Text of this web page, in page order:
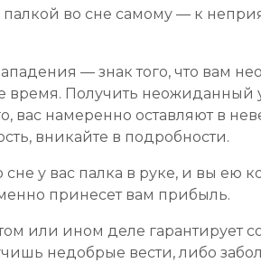
во сне самому — к
— знак того, что вам
Получить неожиданный
вас намеренно оставляют в
вникайте в подробности.
сне у вас палка в руке, и вы ею
принесет вам прибыль.
или ином деле гарантирует
недобрые вести, либо